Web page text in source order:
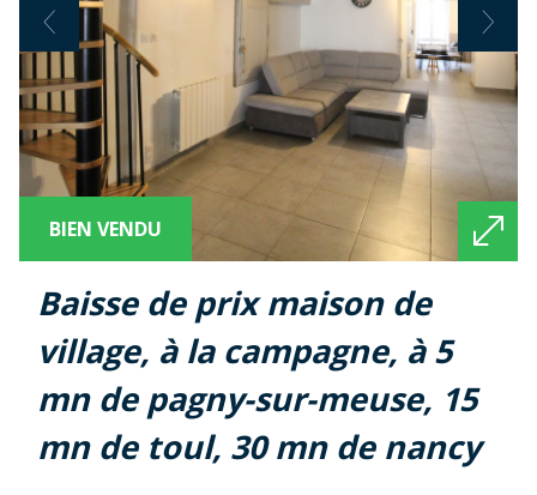
BIEN VENDU
baisse de prix maison de
village, à la campagne, à 5
mn de pagny-sur-meuse, 15
mn de toul, 30 mn de nancy